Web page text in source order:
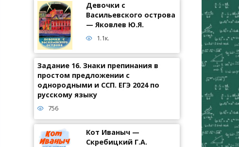
Девочки с
Васильевского острова
— Яковлев Ю.Я.
1.1к.
Задание 16. Знаки препинания в
простом предложении с
однородными и ССП. ЕГЭ 2024 по
русскому языку
756
Кот Иваныч —
Скребицкий Г.А.